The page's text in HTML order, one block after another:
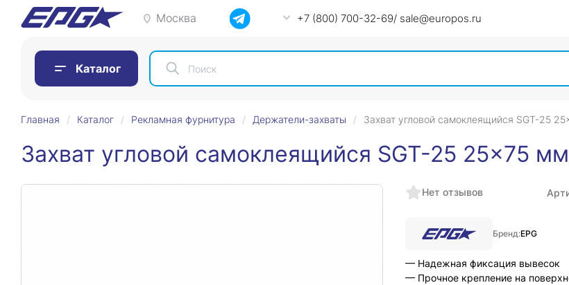
Москва +7 (800) 700-32-69/ sale@europos.ru
Каталог
Главная Каталог Рекламная фурнитура Держатели-захваты Захват угловой cамоклеящийся SGT-25
Захват угловой cамоклеящийся SGT-25 25x75 мм
Нет отзывов
Бренд:EPG
— Надежная фиксация вывесок
— Прочное крепление на